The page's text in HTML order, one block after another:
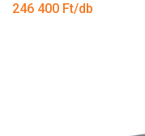
246 400 Ft/db